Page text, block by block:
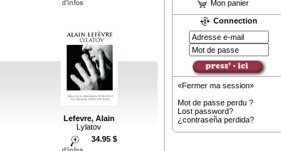
Lefevre, Alain
Lylatov
34.95 $
Mon panier
Connection
«Fermer ma session»
Mot de passe perdu ?
Lost password?
¿contraseña perdida?